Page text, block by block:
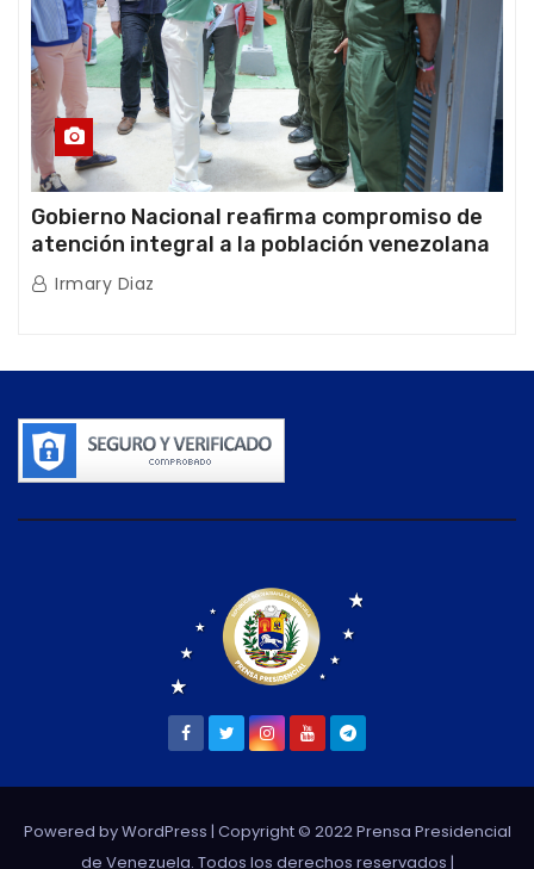
Gobierno Nacional reafirma compromiso de
atención integral a la población venezolana
tras doblete sísmico
Irmary Diaz
Powered by WordPress | Copyright © 2022 Prensa Presidencial
de Venezuela. Todos los derechos reservados |